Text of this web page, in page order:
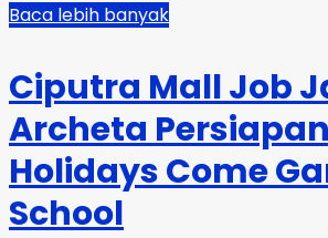
Baca lebih banyak
Ciputra Mall Job
Archeta
Holidays Come
School